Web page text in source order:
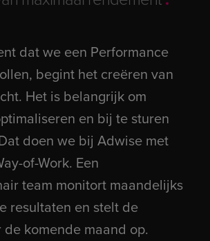
dat we een Performance
begint het creëren van
Het is belangrijk om
en bij te sturen
doen we bij Adwise met
of-Work. Een
team monitort maandelijks
resultaten en stelt de
komende maand op.